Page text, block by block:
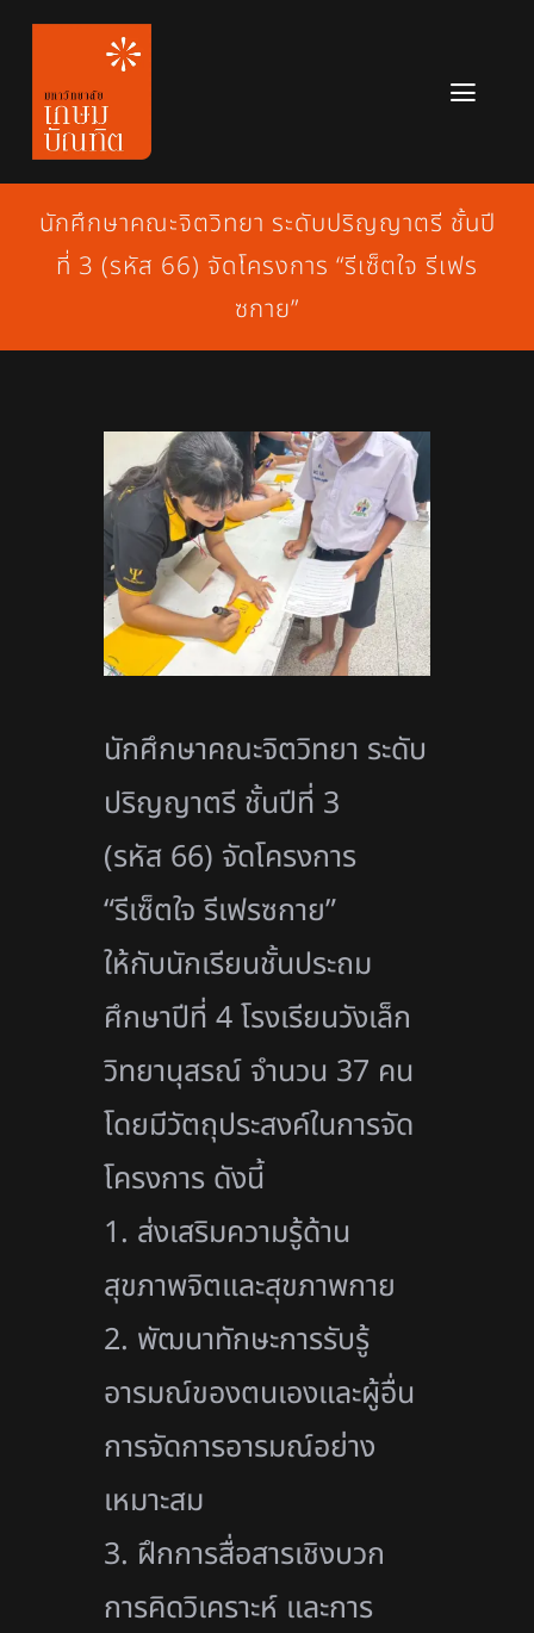
Skip
content
หลักสูตร
ข่าวสาร
เกี่ยวกับมหาวิทยาลัย
สมัครเรียน
นักศึกษาคณะจิตวิทยา ระดับปริญญาตรี ชั้นปี
ที่ 3 (รหัส 66) จัดโครงการ “รีเซ็ตใจ รีเฟร
ซกาย”
นักศึกษาคณะจิตวิทยา ระดับ
ปริญญาตรี ชั้นปีที่ 3
(รหัส 66) จัดโครงการ
“รีเซ็ตใจ รีเฟรซกาย”
ให้กับนักเรียนชั้นประถม
ศึกษาปีที่ 4 โรงเรียนวังเล็ก
วิทยานุสรณ์ จำนวน 37 คน
โดยมีวัตถุประสงค์ในการจัด
โครงการ ดังนี้
1. ส่งเสริมความรู้ด้าน
สุขภาพจิตและสุขภาพกาย
2. พัฒนาทักษะการรับรู้
อารมณ์ของตนเองและผู้อื่น
การจัดการอารมณ์อย่าง
เหมาะสม
3. ฝึกการสื่อสารเชิงบวก
การคิดวิเคราะห์ และการ